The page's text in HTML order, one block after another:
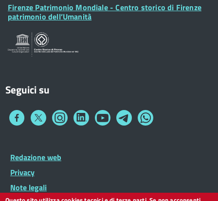
Posta Elettronica Certificata
Footer
Widget
Firenze Patrimonio Mondiale - Centro storico di Firenze
patrimonio dell’Umanità
Seguici su
Collegamento
Collegamento
a
Collegamento
a
Collegamento
a
Collegamento
a
Collegamento
a
Collegamento
a
Widget
Footer
menu
Redazione web
Privacy
Note legali